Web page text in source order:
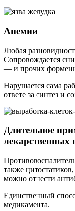
Анемии
Любая
Сопровождается
— и прочих
Нарушается сама
ответе за синтез и
Длительное
лекарственных
также
можно отнести
Единственный
медикамента.